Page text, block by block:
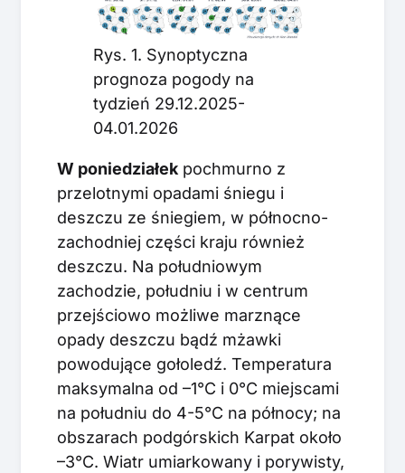
Rys. 1. Synoptyczna
prognoza pogody na
tydzień 29.12.2025-
04.01.2026
W poniedziałek pochmurno z
przelotnymi opadami śniegu i
deszczu ze śniegiem, w północno-
zachodniej części kraju również
deszczu. Na południowym
zachodzie, południu i w centrum
przejściowo możliwe marznące
opady deszczu bądź mżawki
powodujące gołoledź. Temperatura
maksymalna od –1°C i 0°C miejscami
na południu do 4-5°C na północy; na
obszarach podgórskich Karpat około
–3°C. Wiatr umiarkowany i porywisty,